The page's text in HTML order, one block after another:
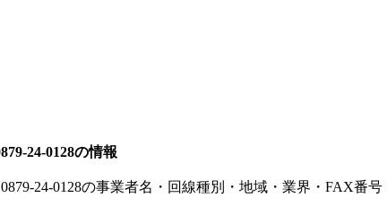
24-0128の情報
0879-24-0128の事業者名・回線種別・地域・業界・FAX番号